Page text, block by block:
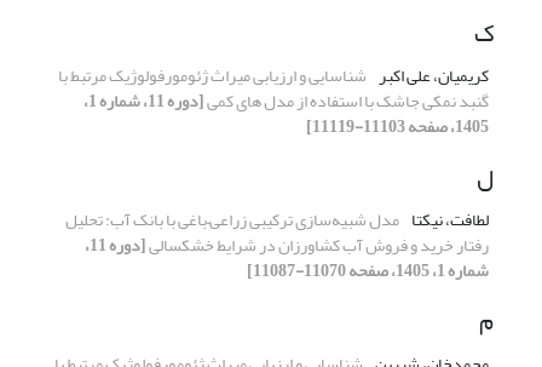
ک
کریمیان، علی اکبر شناسایی و ارزیابی میراث ژئومورفولوژیک مرتبط با
گنبد نمکی جاشک با استفاده از مدل های کمی [دوره 11، شماره 1،
1405، صفحه 11103-11119]
ل
لطافت، نیکتا مدل شبیه‌سازی ترکیبی زراعی–باغی با بانک آب: تحلیل
رفتار خرید و فروش آب کشاورزان در شرایط خشکسالی [دوره 11،
شماره 1، 1405، صفحه 11070-11087]
م